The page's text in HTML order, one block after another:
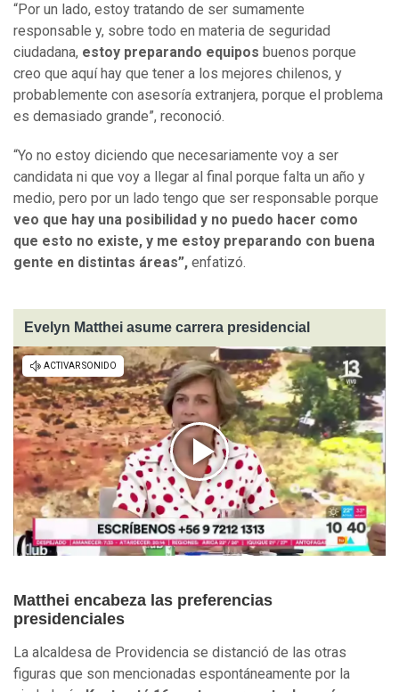
“Por un lado, estoy tratando de ser sumamente
responsable y, sobre todo en materia de seguridad
ciudadana, estoy preparando equipos buenos porque
creo que aquí hay que tener a los mejores chilenos, y
probablemente con asesoría extranjera, porque el problema
es demasiado grande”, reconoció.
“Yo no estoy diciendo que necesariamente voy a ser
candidata ni que voy a llegar al final porque falta un año y
medio, pero por un lado tengo que ser responsable porque
veo que hay una posibilidad y no puedo hacer como
que esto no existe, y me estoy preparando con buena
gente en distintas áreas”, enfatizó.
Evelyn Matthei asume carrera presidencial
Matthei encabeza las preferencias
presidenciales
La alcaldesa de Providencia se distanció de las otras
figuras que son mencionadas espontáneamente por la